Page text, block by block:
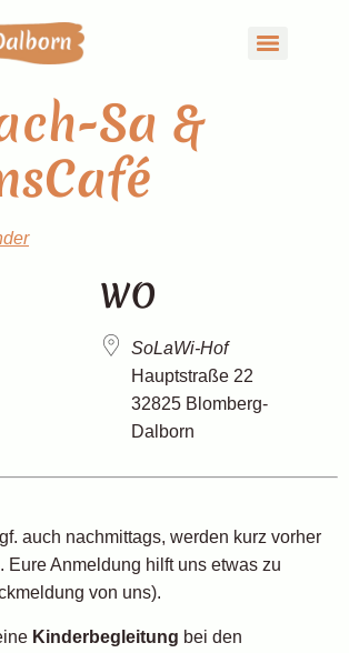
Sa &
WO
SoLaWi-Hof
Hauptstraße 22
32825 Blomberg-
Dalborn
auch nachmittags, werden kurz vorher
Eure Anmeldung hilft uns etwas zu
von uns).
Kinderbegleitung bei den